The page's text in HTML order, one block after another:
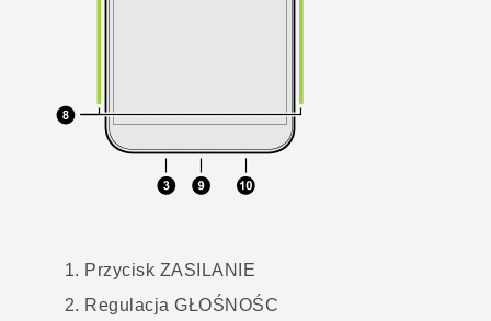
Przycisk ZASILANIE
Regulacja GŁOŚNOŚC